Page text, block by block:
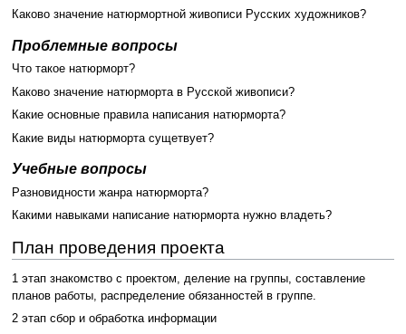
Каково значение натюрмортной живописи Русских художников?
Проблемные вопросы
Что такое натюрморт?
Каково значение натюрморта в Русской живописи?
Какие основные правила написания натюрморта?
Какие виды натюрморта сущетвует?
Учебные вопросы
Разновидности жанра натюрморта?
Какими навыками написание натюрморта нужно владеть?
План проведения проекта
1 этап знакомство с проектом, деление на группы, составление
планов работы, распределение обязанностей в группе.
2 этап сбор и обработка информации